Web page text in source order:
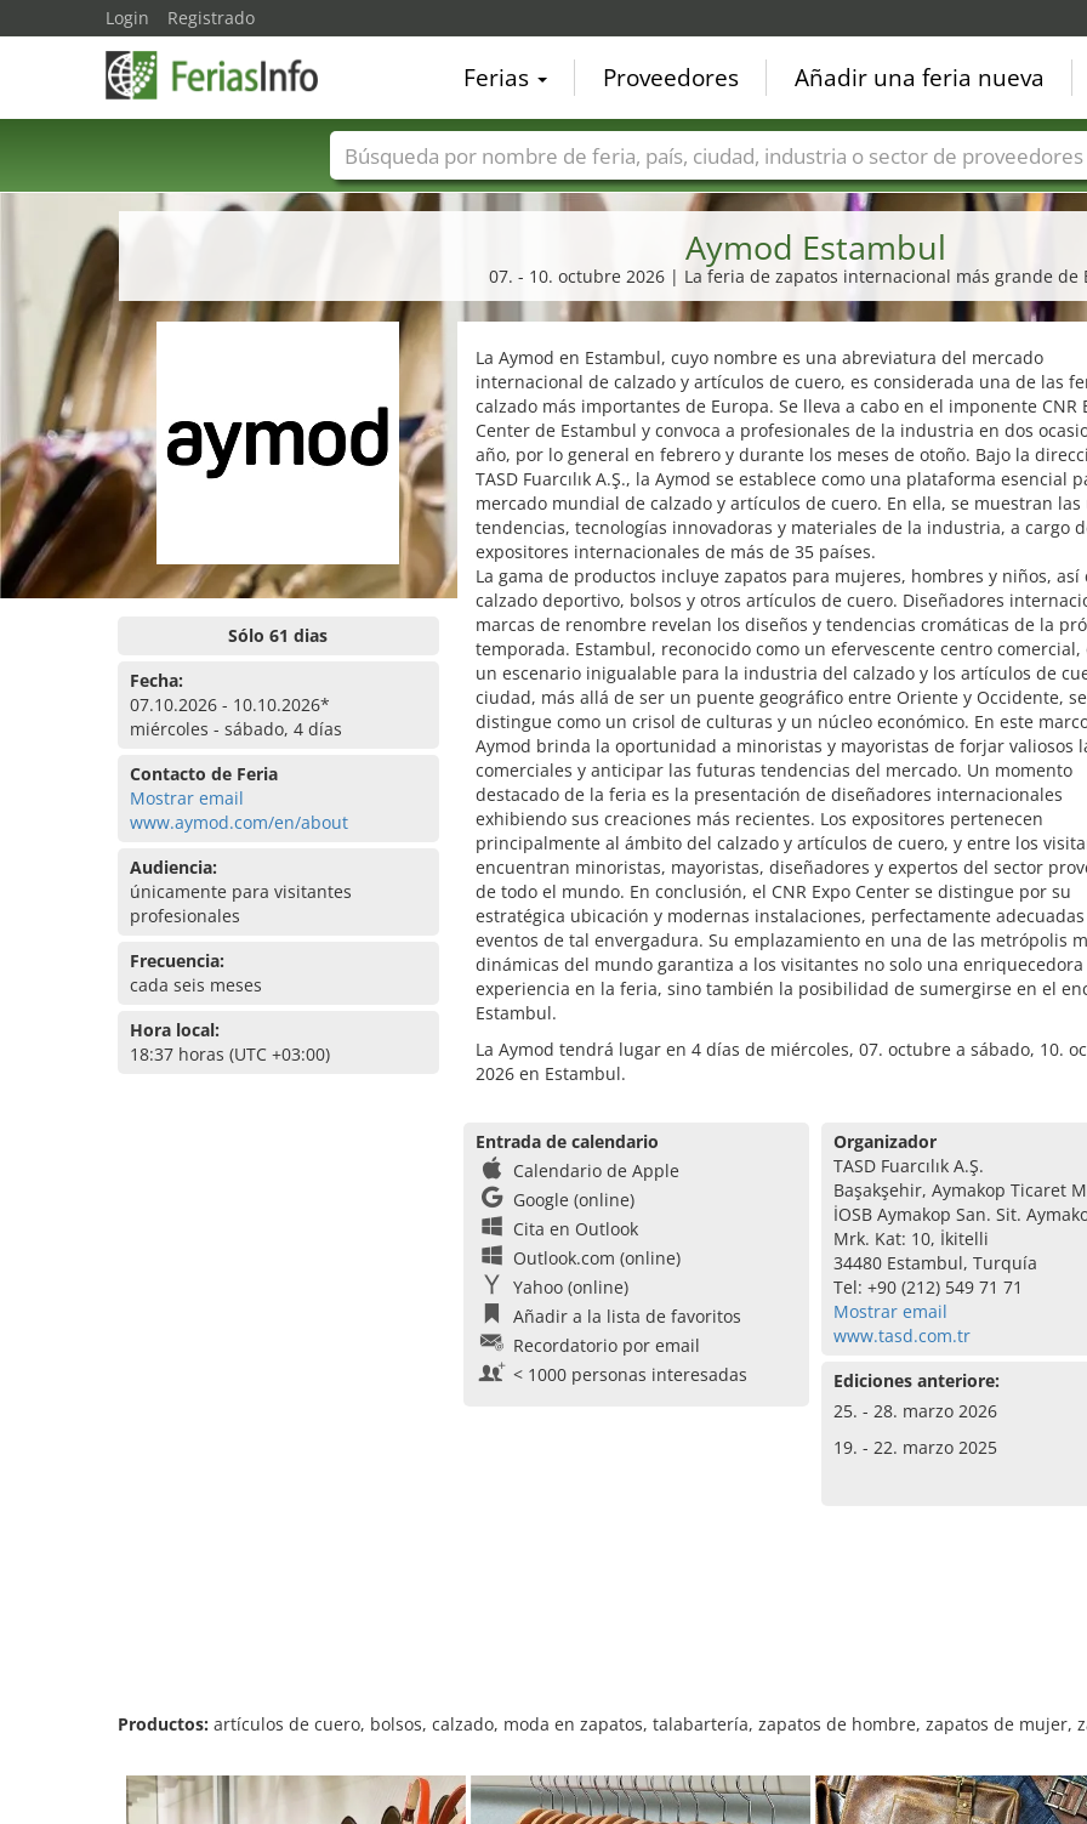
Aymod Estambul
07. - 10. octubre 2026 | La feria de zapatos internacional más grande de
Sólo 61 dias
Fecha:
07.10.2026 - 10.10.2026*
miércoles - sábado, 4 días
Contacto de Feria
Mostrar email
www.aymod.com/en/about
Audiencia:
únicamente para visitantes
profesionales
Frecuencia:
cada seis meses
Hora local:
18:37 horas (UTC +03:00)
La Aymod en Estambul, cuyo nombre es una abreviatura del mercado
internacional de calzado y artículos de cuero, es considerada una de las
calzado más importantes de Europa. Se lleva a cabo en el imponente CNR
Center de Estambul y convoca a profesionales de la industria en dos
año, por lo general en febrero y durante los meses de otoño. Bajo la
TASD Fuarcılık A.Ş., la Aymod se establece como una plataforma esencial
mercado mundial de calzado y artículos de cuero. En ella, se muestran las
tendencias, tecnologías innovadoras y materiales de la industria, a cargo
expositores internacionales de más de 35 países.
La gama de productos incluye zapatos para mujeres, hombres y niños, así
calzado deportivo, bolsos y otros artículos de cuero. Diseñadores
marcas de renombre revelan los diseños y tendencias cromáticas de la
temporada. Estambul, reconocido como un efervescente centro comercial,
un escenario inigualable para la industria del calzado y los artículos de
ciudad, más allá de ser un puente geográfico entre Oriente y Occidente, se
distingue como un crisol de culturas y un núcleo económico. En este
Aymod brinda la oportunidad a minoristas y mayoristas de forjar valiosos
comerciales y anticipar las futuras tendencias del mercado. Un momento
destacado de la feria es la presentación de diseñadores internacionales
exhibiendo sus creaciones más recientes. Los expositores pertenecen
principalmente al ámbito del calzado y artículos de cuero, y entre los
encuentran minoristas, mayoristas, diseñadores y expertos del sector
de todo el mundo. En conclusión, el CNR Expo Center se distingue por su
estratégica ubicación y modernas instalaciones, perfectamente
eventos de tal envergadura. Su emplazamiento en una de las metrópolis
dinámicas del mundo garantiza a los visitantes no solo una enriquecedora
experiencia en la feria, sino también la posibilidad de sumergirse en el
Estambul.
La Aymod tendrá lugar en 4 días de miércoles, 07. octubre a sábado, 10.
2026 en Estambul.
Entrada de calendario
Calendario de Apple
Google (online)
Cita en Outlook
Outlook.com (online)
Yahoo (online)
Añadir a la lista de favoritos
Recordatorio por email
< 1000 personas interesadas
Organizador
TASD Fuarcılık A.Ş.
Başakşehir, Aymakop Ticaret
İOSB Aymakop San. Sit.
Mrk. Kat: 10, İkitelli
34480 Estambul, Turquía
Tel: +90 (212) 549 71 71
Mostrar email
www.tasd.com.tr
Ediciones anteriore:
25. - 28. marzo 2026
19. - 22. marzo 2025
Productos: artículos de cuero, bolsos, calzado, moda en zapatos, talabartería, zapatos de hombre, zapatos de mujer,
Login Registrado
Ferias Proveedores Añadir una feria nueva
Nombres de ferias Países Ciudades Sectores de ferias Sectores de